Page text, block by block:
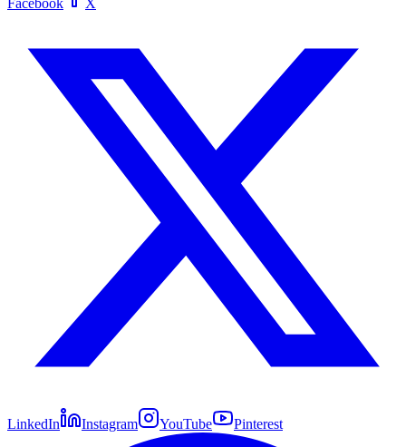
Facebook X
LinkedIn Instagram YouTube Pinterest